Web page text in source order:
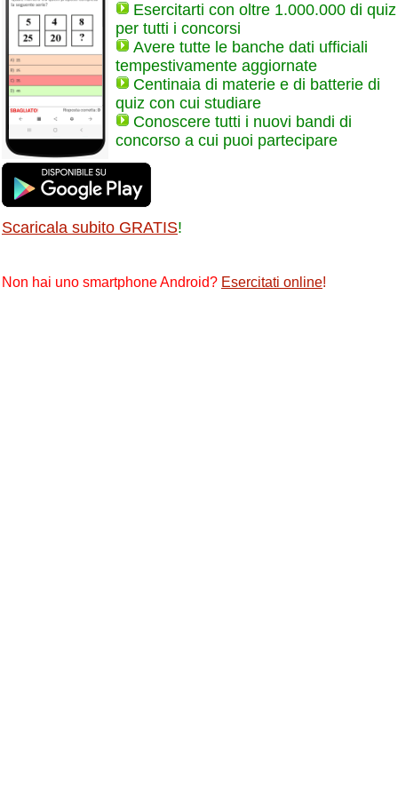
Esercitarti con oltre 1.000.000 di quiz
per tutti i concorsi
Avere tutte le banche dati ufficiali
tempestivamente aggiornate
Centinaia di materie e di batterie di
quiz con cui studiare
Conoscere tutti i nuovi bandi di
concorso a cui puoi partecipare
Scaricala subito GRATIS!
Non hai uno smartphone Android? Esercitati online!